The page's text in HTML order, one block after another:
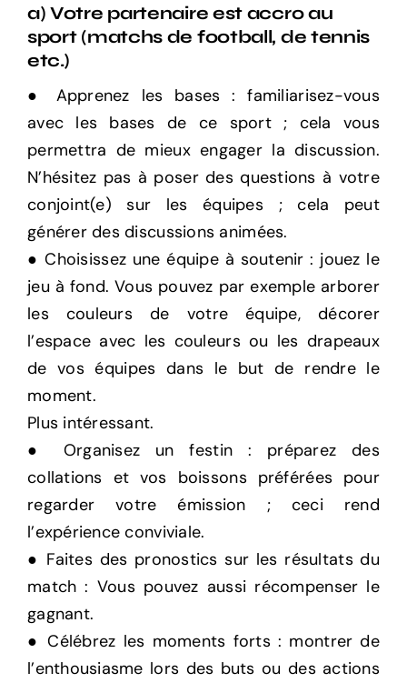
a) Votre partenaire est accro au
sport (matchs de football, de tennis
etc.)
● Apprenez les bases : familiarisez-vous
avec les bases de ce sport ; cela vous
permettra de mieux engager la discussion.
N’hésitez pas à poser des questions à votre
conjoint(e) sur les équipes ; cela peut
générer des discussions animées.
● Choisissez une équipe à soutenir : jouez le
jeu à fond. Vous pouvez par exemple arborer
les couleurs de votre équipe, décorer
l’espace avec les couleurs ou les drapeaux
de vos équipes dans le but de rendre le
moment.
Plus intéressant.
● Organisez un festin : préparez des
collations et vos boissons préférées pour
regarder votre émission ; ceci rend
l’expérience conviviale.
● Faites des pronostics sur les résultats du
match : Vous pouvez aussi récompenser le
gagnant.
● Célébrez les moments forts : montrer de
l’enthousiasme lors des buts ou des actions